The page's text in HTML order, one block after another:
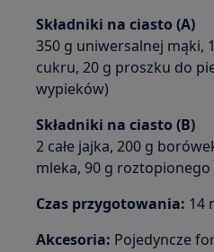
Składniki na ciasto (A)
350 g uniwersalnej mąki,
cukru, 20 g proszku do
wypieków)
Składniki na ciasto (B)
2 całe jajka, 200 g
mleka, 90 g roztopionego
Czas przygotowania: 14
Akcesoria: Pojedyncze